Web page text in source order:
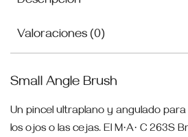
Valoraciones (0)
Small Angle Brush
Un pincel ultraplano y angulado
los ojos o las cejas. El M·A· C 263S